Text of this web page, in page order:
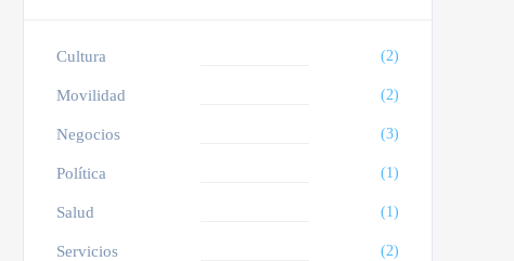
Cultura (2)
Movilidad (2)
Negocios (3)
Política (1)
Salud (1)
Servicios (2)